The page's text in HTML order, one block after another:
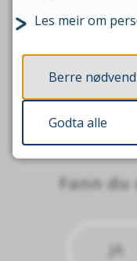
Fann
JA
Les meir om
Berre
Godta alle